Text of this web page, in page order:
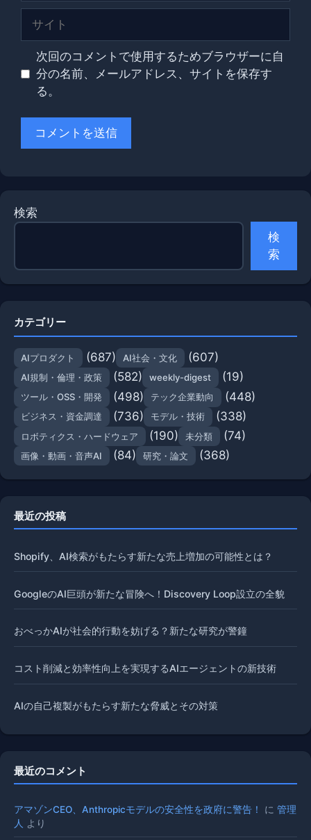
ル
次回のコメントで使用するためブラウザーに自
分の名前、メールアドレス、サイトを保存す
る。
検索
検
索
カテゴリー
AIプロダクト (687) AI社会・文化 (607)
AI規制・倫理・政策 (582) weekly-digest (19)
ツール・OSS・開発 (498) テック企業動向 (448)
ビジネス・資金調達 (736) モデル・技術 (338)
ロボティクス・ハードウェア (190) 未分類 (74)
画像・動画・音声AI (84) 研究・論文 (368)
最近の投稿
Shopify、AI検索がもたらす新たな売上増加の可能性とは？
GoogleのAI巨頭が新たな冒険へ！Discovery Loop設立の全貌
おべっかAIが社会的行動を妨げる？新たな研究が警鐘
コスト削減と効率性向上を実現するAIエージェントの新技術
AIの自己複製がもたらす新たな脅威とその対策
最近のコメント
アマゾンCEO、Anthropicモデルの安全性を政府に警告！ に 管理
人 より